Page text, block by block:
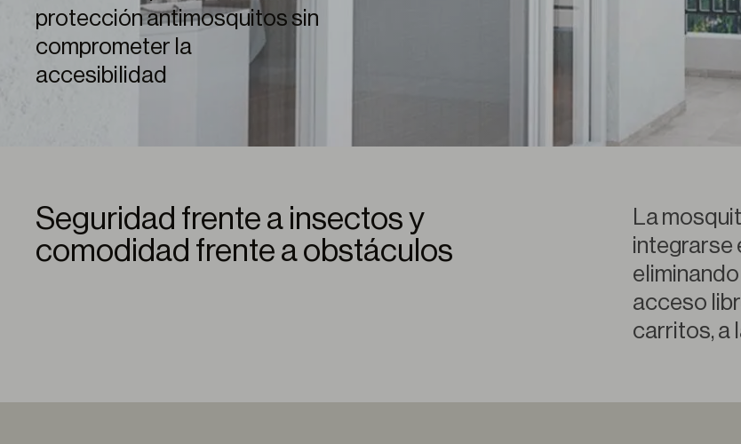
protección antimosquitos sin
comprometer la
accesibilidad
Seguridad frente a insectos y
comodidad frente a obstáculos
La
integrarse
acceso
carritos, a